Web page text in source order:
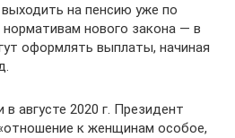
на пенсию уже по
нового закона — в
оформлять выплаты, начиная
августе 2020 г. Президент
к женщинам особое,